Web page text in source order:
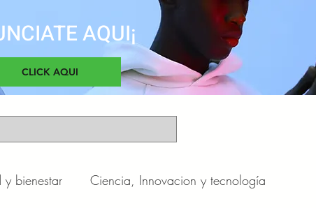
AQUI¡
CLICK AQUI
y bienestar Ciencia, Innovacion y tecnología